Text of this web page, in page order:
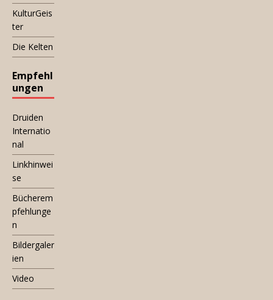
KulturGeis
ter
Die Kelten
Empfehl
ungen
Druiden
Internatio
nal
Linkhinwei
se
Bücherem
pfehlunge
n
Bildergaler
ien
Video